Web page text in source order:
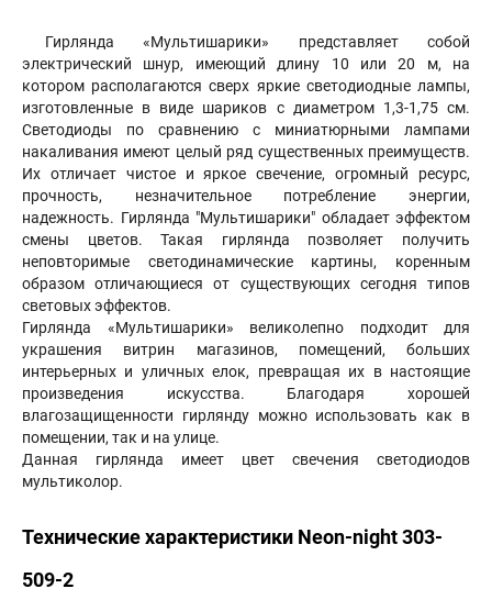
Гирлянда «Мультишарики» представляет собой
электрический шнур, имеющий длину 10 или 20 м, на
котором располагаются сверх яркие светодиодные лампы,
изготовленные в виде шариков с диаметром 1,3-1,75 см.
Светодиоды по сравнению с миниатюрными лампами
накаливания имеют целый ряд существенных преимуществ.
Их отличает чистое и яркое свечение, огромный ресурс,
прочность, незначительное потребление энергии,
надежность. Гирлянда "Мультишарики" обладает эффектом
смены цветов. Такая гирлянда позволяет получить
неповторимые светодинамические картины, коренным
образом отличающиеся от существующих сегодня типов
световых эффектов.
Гирлянда «Мультишарики» великолепно подходит для
украшения витрин магазинов, помещений, больших
интерьерных и уличных елок, превращая их в настоящие
произведения искусства. Благодаря хорошей
влагозащищенности гирлянду можно использовать как в
помещении, так и на улице.
Данная гирлянда имеет цвет свечения светодиодов
мультиколор.
Технические характеристики Neon-night 303-
509-2